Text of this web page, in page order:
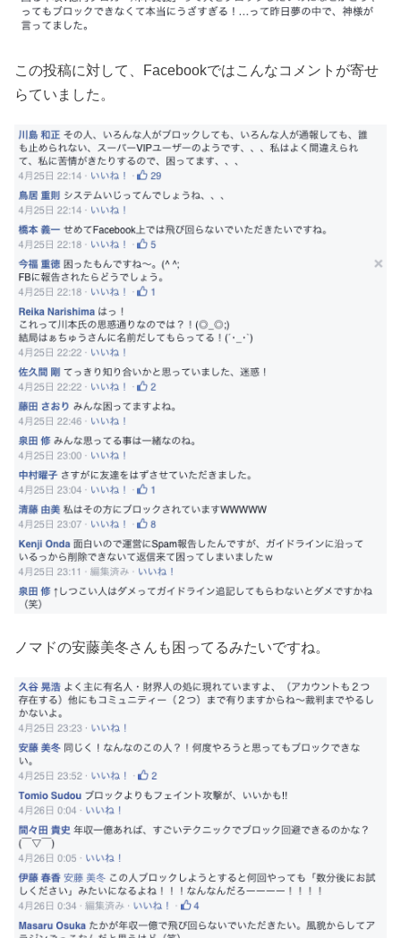
この投稿に対して、Facebookではこんなコメントが寄せ
らていました。
ノマドの安藤美冬さんも困ってるみたいですね。